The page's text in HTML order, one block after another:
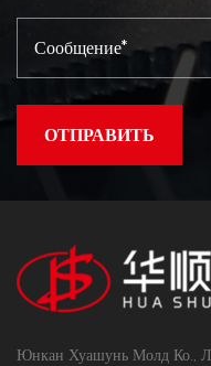
Юнкан Хуашунь Молд Ко.,